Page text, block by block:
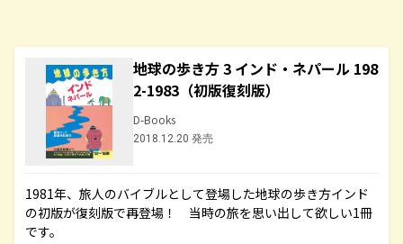
地球の歩き方 3 インド・ネパール 198
2-1983（初版復刻版）
D-Books
2018.12.20 発売
1981年、旅人のバイブルとして登場した地球の歩き方インド
の初版が復刻版で再登場！ 当時の旅を思い出して欲しい1冊
です。